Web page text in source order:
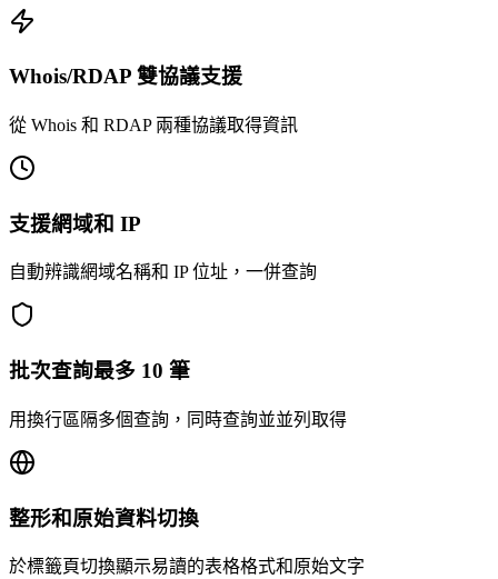
Whois/RDAP 雙協議支援
從 Whois 和 RDAP 兩種協議取得資訊
支援網域和 IP
自動辨識網域名稱和 IP 位址，一併查詢
批次查詢最多 10 筆
用換行區隔多個查詢，同時查詢並並列取得
整形和原始資料切換
於標籤頁切換顯示易讀的表格格式和原始文字